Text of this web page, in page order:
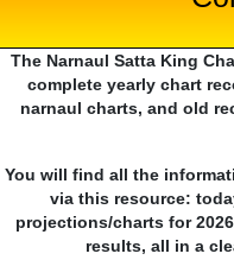
The Narnaul Satta King
complete yearly chart
narnaul charts, and old
You will find all the
via this resource:
projections/charts for
results, all in a